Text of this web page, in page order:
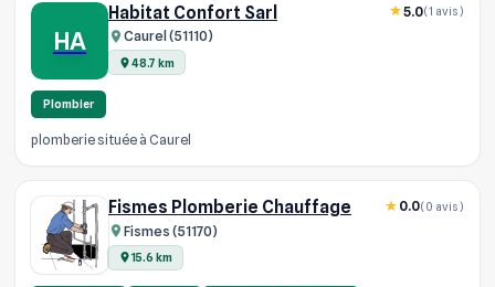
HA
Habitat Confort Sarl
Caurel (51110)
48.7 km
5.0(1 avis)
Plombier
plomberie située à Caurel
Fismes Plomberie Chauffage
Fismes (51170)
15.6 km
0.0(0 avis)